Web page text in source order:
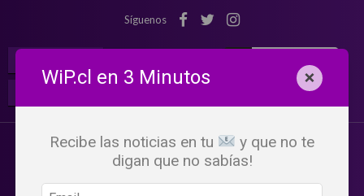
Síguenos
WiP.cl en 3 Minutos ×
Recibe las noticias en tu
y que no te
digan que no sabías!